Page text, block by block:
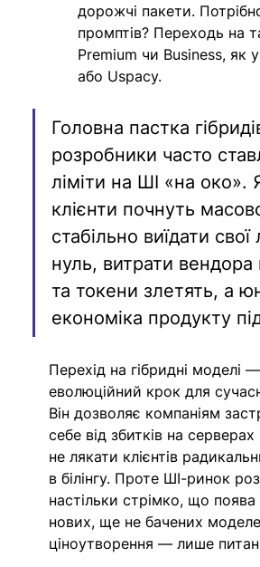
дорожчі пакети.
промптів? Переходь на
Premium чи Business, як
або Uspacy.
Головна пастка
розробники часто
ліміти на ШІ «на око».
клієнти почнуть
стабільно виїдати свої
нуль, витрати
та токени злетять, а
економіка продукту
Перехід на гібридні моделі
еволюційний крок для
Він дозволяє компаніям
себе від збитків на серверах
не лякати клієнтів
в білінгу. Проте ШІ-ринок
настільки стрімко, що
нових, ще не бачених
ціноутворення — лише